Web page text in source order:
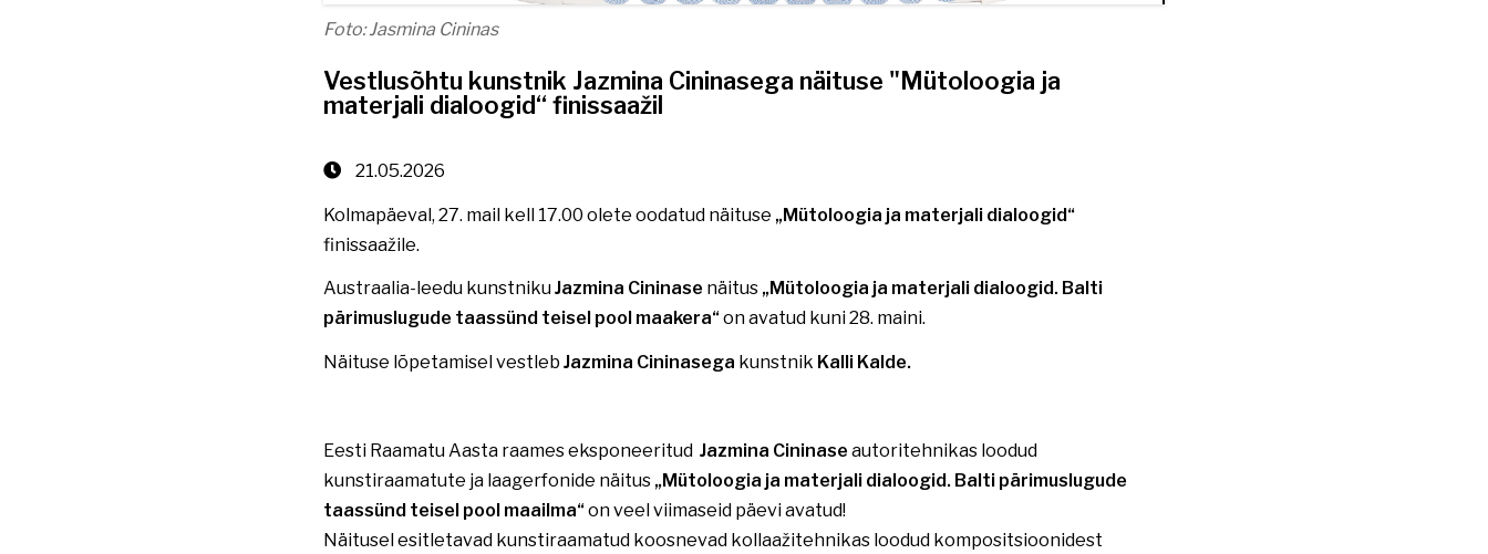
Foto: Jasmina Cininas
Vestlusõhtu kunstnik Jazmina Cininasega näituse "Mütoloogia ja
materjali dialoogid“ finissaažil
21.05.2026
Kolmapäeval, 27. mail kell 17.00 olete oodatud näituse „Mütoloogia ja materjali dialoogid“
finissaažile.
Austraalia-leedu kunstnikuJazmina Cininase näitus „Mütoloogia ja materjali dialoogid. Balti
pärimuslugude taassünd teisel pool maakera“on avatud kuni 28. maini.
Näituse lõpetamisel vestleb Jazmina Cininasega kunstnik Kalli Kalde.
Eesti Raamatu Aasta raames eksponeeritud Jazmina Cininase autoritehnikas loodud
kunstiraamatute ja laagerfonide näitus „Mütoloogia ja materjali dialoogid. Balti pärimuslugude
taassünd teisel pool maailma“on veel viimaseid päevi avatud!
Näitusel esitletavad kunstiraamatud koosnevad kollaažitehnikas loodud kompositsioonidest